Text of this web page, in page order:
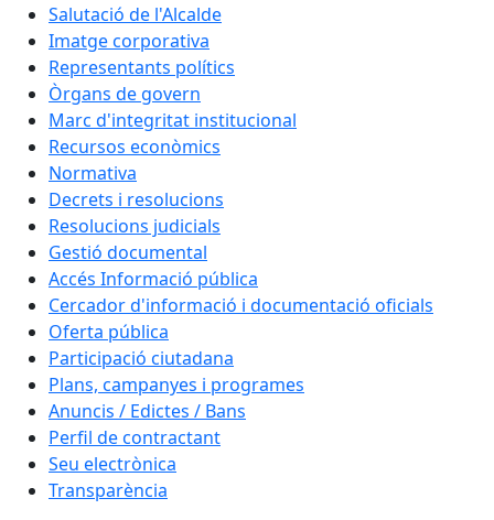
Salutació de l'Alcalde
Imatge corporativa
Representants polítics
Òrgans de govern
Marc d'integritat institucional
Recursos econòmics
Normativa
Decrets i resolucions
Resolucions judicials
Gestió documental
Accés Informació pública
Cercador d'informació i documentació oficials
Oferta pública
Participació ciutadana
Plans, campanyes i programes
Anuncis / Edictes / Bans
Perfil de contractant
Seu electrònica
Transparència